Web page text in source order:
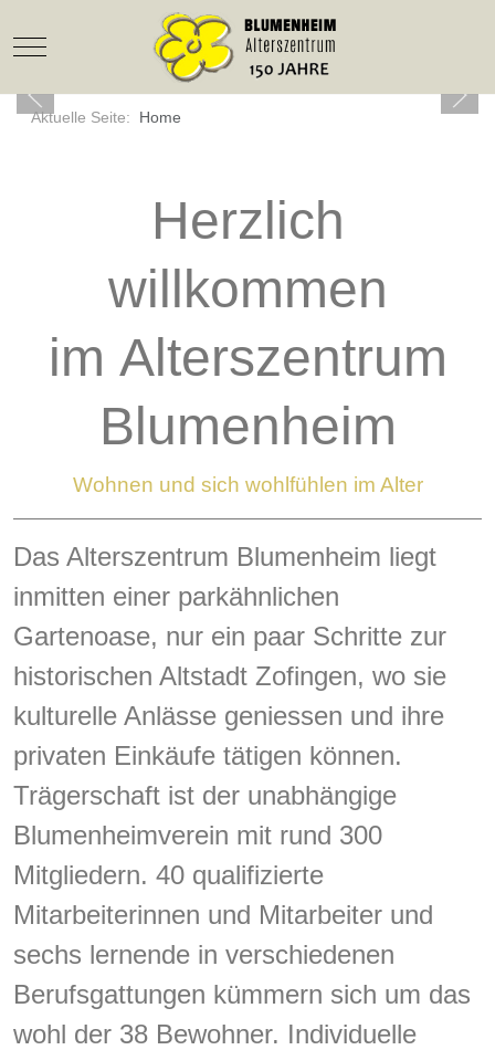
Mobile Menu Toggle
Aktuelle Seite: Home
Herzlich
willkommen
im Alterszentrum
Blumenheim
Wohnen und sich wohlfühlen im Alter
Das Alterszentrum Blumenheim liegt
inmitten einer parkähnlichen
Gartenoase, nur ein paar Schritte zur
historischen Altstadt Zofingen, wo sie
kulturelle Anlässe geniessen und ihre
privaten Einkäufe tätigen können.
Trägerschaft ist der unabhängige
Blumenheimverein mit rund 300
Mitgliedern. 40 qualifizierte
Mitarbeiterinnen und Mitarbeiter und
sechs lernende in verschiedenen
Berufsgattungen kümmern sich um das
wohl der 38 Bewohner. Individuelle